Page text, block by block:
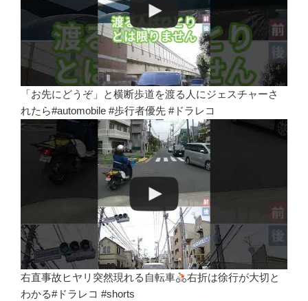
「お先にどうぞ」と横断歩道を渡る人にジェスチャーさ
れたら#automobile #歩行者優先 #ドラレコ
右直事故ヒヤリ突然現れる自転車
右折は徐行が大切と
わかる#ドラレコ #shorts